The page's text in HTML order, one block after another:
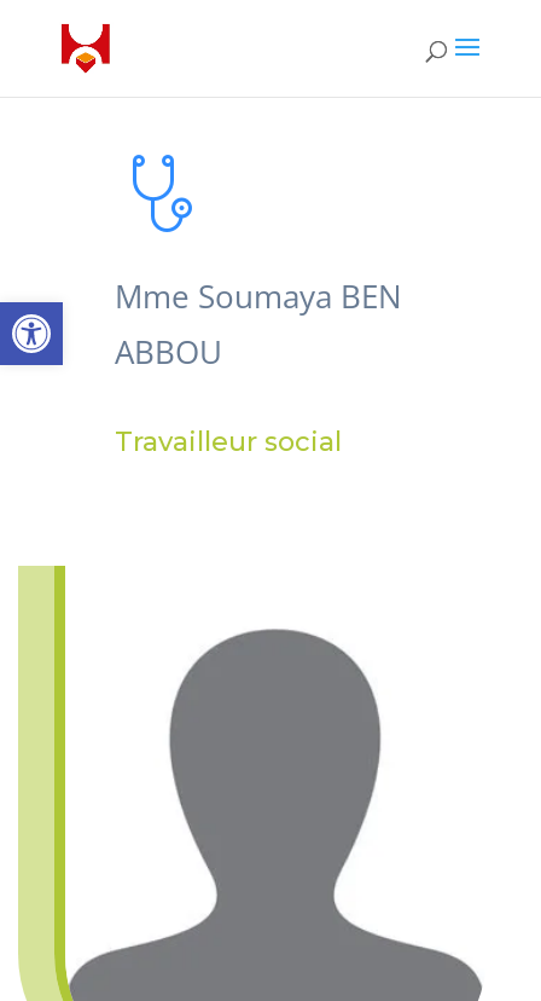
Ouvrir la barre d’outilsMme Soumaya BEN
ABBOU
Travailleur social